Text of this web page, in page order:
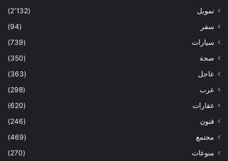
تمويل
(2٬132)
سفر
(94)
سيارات
(739)
صحة
(350)
عاجل
(363)
عرب
(298)
عقارات
(620)
فنون
(246)
مجتمع
(469)
منوعات
(270)